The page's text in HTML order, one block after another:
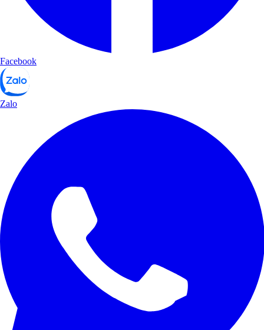
Facebook
Zalo